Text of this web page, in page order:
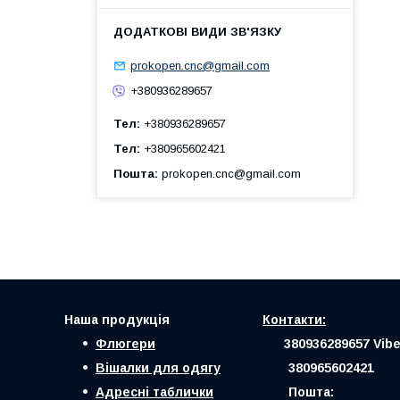
prokopen.cnc@gmail.com
+380936289657
Тел
+380936289657
Тел
+380965602421
Пошта prokopen.cnc@gmail.com
Наша продукція
Контакти:
Флюгери 380936289657
Вішалки для одягу 380965602421
Адресні таблички
Пошта: